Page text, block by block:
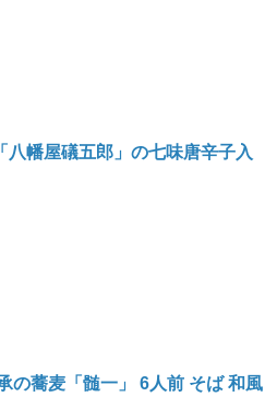
幡屋礒五郎」の七味唐辛子入
の蕎麦「髄一」 6人前 そば 和風